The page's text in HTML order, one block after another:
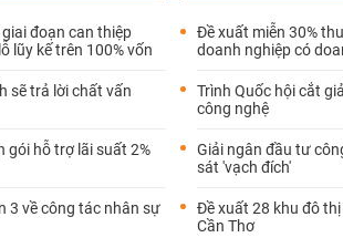
đoạn can thiệp
lũy kế trên 100% vốn
sẽ trả lời chất vấn
gói hỗ trợ lãi suất 2%
3 về công tác nhân sự
Đề xuất miễn 30%
doanh nghiệp có
Trình Quốc hội cắt
công nghệ
Giải ngân đầu tư
sát 'vạch đích'
Đề xuất 28 khu đô
Cần Thơ